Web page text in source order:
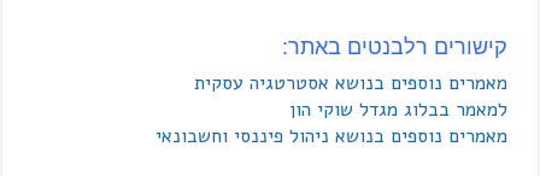
קישורים רלבנטים באתר:
מאמרים נוספים בנושא אסטרטגיה עסקית
למאמר בבלוג מגדל שוקי הון
מאמרים נוספים בנושא ניהול פיננסי וחשבונאי